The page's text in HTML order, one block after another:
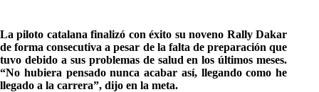
La piloto catalana finalizó con éxito su noveno Rally Dakar
de forma consecutiva a pesar de la falta de preparación que
tuvo debido a sus problemas de salud en los últimos meses.
“No hubiera pensado nunca acabar así, llegando como he
llegado a la carrera”, dijo en la meta.